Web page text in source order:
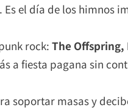
el día de los himnos
rock: The
a fiesta pagana sin
soportar masas y